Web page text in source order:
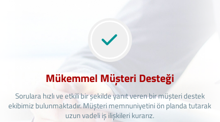
Mükemmel Müşteri Desteği
Sorulara hızlı ve etkili bir şekilde yanıt veren bir müşteri destek
ekibimiz bulunmaktadır. Müşteri memnuniyetini ön planda tutarak
uzun vadeli iş ilişkileri kurarız.